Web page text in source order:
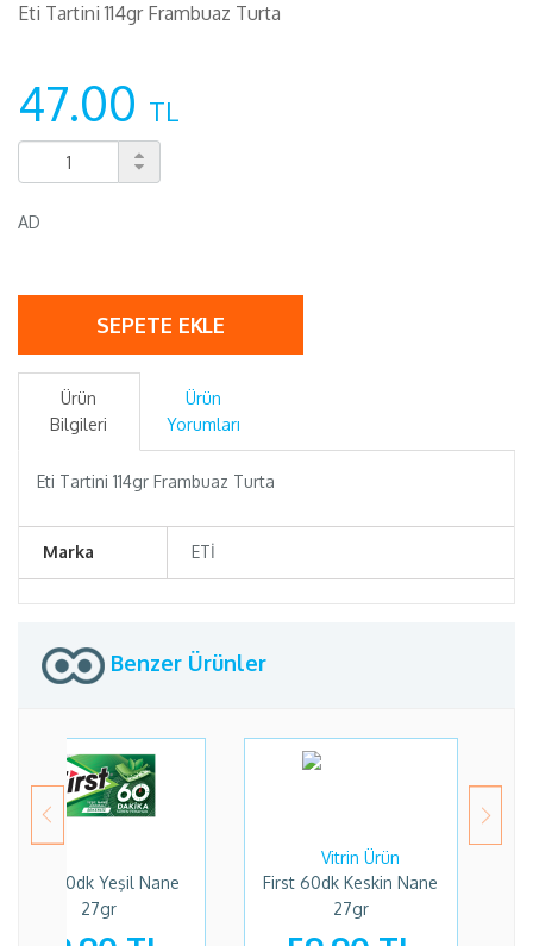
Eti Tartini 114gr Frambuaz Turta
47.00 TL
AD
SEPETE EKLE
Ürün
Bilgileri
Ürün
Yorumları
Eti Tartini 114gr Frambuaz Turta
Marka ETİ
Benzer Ürünler
60dk Keskin Nane
27gr
Eti Lifalif Granola Vişne
Kakao Fındık 200gr